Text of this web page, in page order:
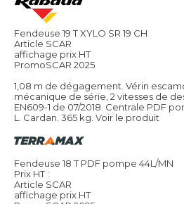
Fendeuse 19 T XYLO SR 19 CH
Article SCAR
affichage prix HT
PromoSCAR 2025
1,08 m de dégagement. Vérin
mécanique de série, 2 vitesses de
EN609-1 de 07/2018. Centrale PDF
L. Cardan. 365 kg. Voir le produit
Fendeuse 18 T PDF pompe 44L/MN
Prix HT :
Article SCAR
affichage prix HT